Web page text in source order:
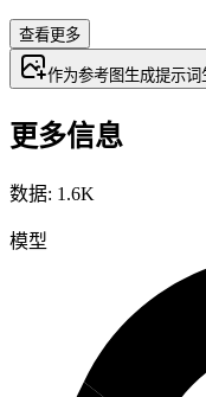
查看更多
作为参考图生成提示词
更多信息
数据: 1.6K
模型